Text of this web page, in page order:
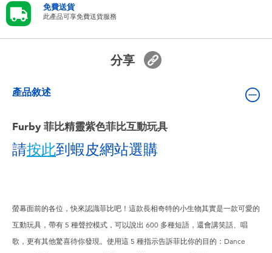
嬰兒及學前玩具
電池
角色收藏
免費送貨
此產品可享免費送貨服務
分享
產品敘述
Furby 菲比精靈紫色菲比互動玩具
請按此到蝦皮網站選購
螢幕面前的各位，快來認識菲比吧！這款長相奇特的小生物其實是一款可愛的
互動玩具，帶有 5 種聲控模式，可以說出 600 多種短語，還會講笑話、唱
歌，更有其他驚喜待你發現。使用這 5 種指示告訴菲比你的目的：Dance